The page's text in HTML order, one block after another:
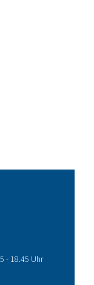
- 18.45 Uhr